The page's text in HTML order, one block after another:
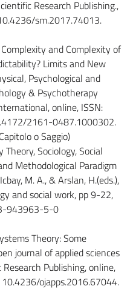
Research Publishing.,
sm.2017.74013.
and Complexity of
Limits and New
Psychological and
& Psychotherapy
online, ISSN:
2161-0487.1000302.
o Saggio)
Sociology, Social
Methodological Paradigm
M. A., & Arslan, H.(eds.),
and social work, pp 9-22,
943963-5-0
Theory: Some
journal of applied sciences
Publishing, online,
ojapps.2016.67044.